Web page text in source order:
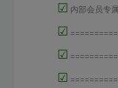
☑ 内部会员专
☑
☑
☑